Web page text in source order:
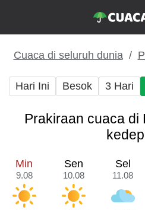
Cuaca di seluruh dunia
Hari Ini Besok 3 Hari
Prakiraan cuaca di
Min
9.08
Sen
10.08
Sel
11.08